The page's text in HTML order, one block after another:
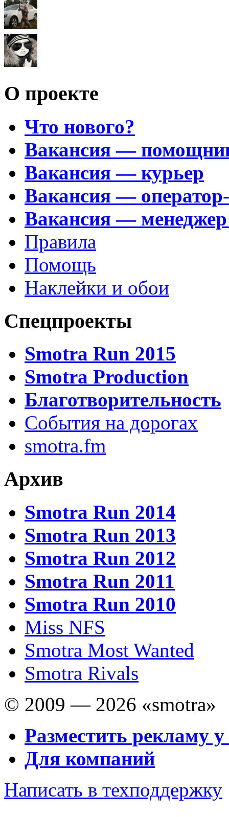
О проекте
Что нового?
Вакансия —
Вакансия — курьер
Вакансия —
Вакансия —
Правила
Помощь
Наклейки и обои
Спецпроекты
Smotra Run 2015
Smotra Production
Благотворительность
События на дорогах
smotra.fm
Архив
Smotra Run 2014
Smotra Run 2013
Smotra Run 2012
Smotra Run 2011
Smotra Run 2010
Miss NFS
Smotra Most Wanted
Smotra Rivals
© 2009 — 2026 «smotra»
Разместить рекламу у
Для компаний
Написать в техподдержку